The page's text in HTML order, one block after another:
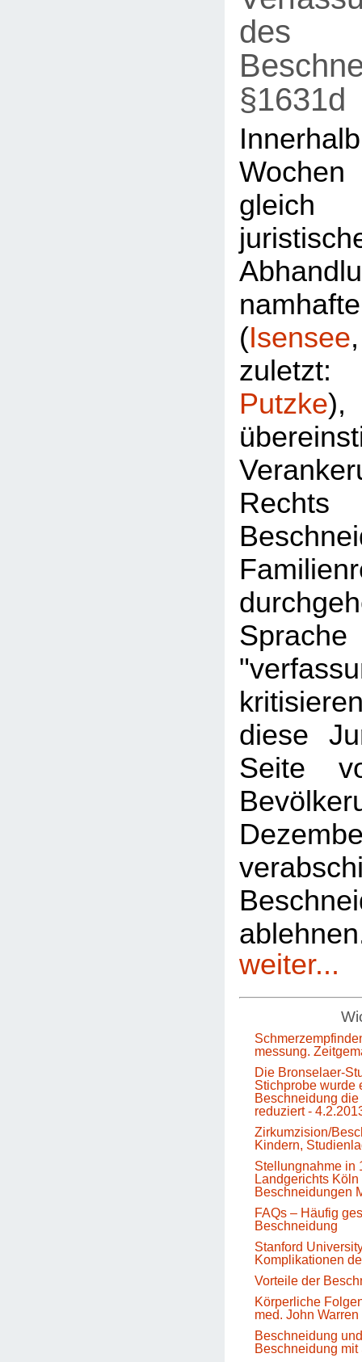
des
§1631d
(Isensee
Putzke
diese
Seite
weiter...
messung.
Die Bronselaer-
Stichprobe wurde
Beschneidung
reduziert -
Zirkumzision/
Kindern,
Stellungnahme in
Landgerichts
Beschneidungen
FAQs – Häufig
Beschneidung
Stanford
Komplikationen
Vorteile der
Körperliche
med. John Warren
Beschneidung
Beschneidung